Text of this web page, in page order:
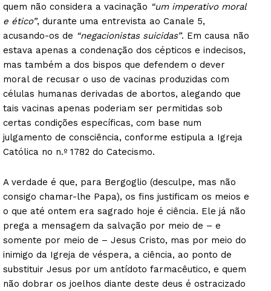
quem não considera a vacinação “um imperativo moral
e ético”, durante uma entrevista ao Canale 5,
acusando-os de “negacionistas suicidas”. Em causa não
estava apenas a condenação dos cépticos e indecisos,
mas também a dos bispos que defendem o dever
moral de recusar o uso de vacinas produzidas com
células humanas derivadas de abortos, alegando que
tais vacinas apenas poderiam ser permitidas sob
certas condições específicas, com base num
julgamento de consciência, conforme estipula a Igreja
Católica no n.º 1782 do Catecismo.
A verdade é que, para Bergoglio (desculpe, mas não
consigo chamar-lhe Papa), os fins justificam os meios e
o que até ontem era sagrado hoje é ciência. Ele já não
prega a mensagem da salvação por meio de – e
somente por meio de – Jesus Cristo, mas por meio do
inimigo da Igreja de véspera, a ciência, ao ponto de
substituir Jesus por um antídoto farmacêutico, e quem
não dobrar os joelhos diante deste deus é ostracizado